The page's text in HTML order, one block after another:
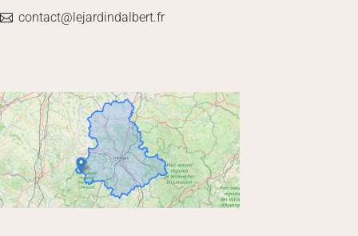
contact@lejardindalbert.fr